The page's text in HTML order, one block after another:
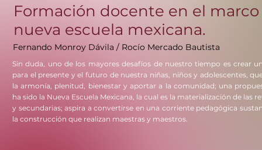
Formación docente en el
nueva escuela mexicana.
Fernando Monroy Dávila / Rocío Mercado Bautista
Sin duda, uno de los mayores desafíos de nuestro tiempo es crear
para el presente y el futuro de nuestra niñas, niños y adolescentes,
la armonía, plenitud, bienestar y aportar a la comunidad; una
ha sido la Nueva Escuela Mexicana, la cual es la materialización de las
y secundarias; aspira a convertirse en una corriente pedagógica
la construcción que realizan maestras y maestros.